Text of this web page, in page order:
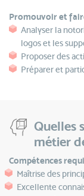
Promouvoir et
Analyser la
logos et les
Proposer des
Préparer et
Quelles
métier
Compétences
Maîtrise des
Excellente